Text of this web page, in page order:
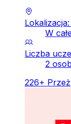
W
Liczba
2
226+